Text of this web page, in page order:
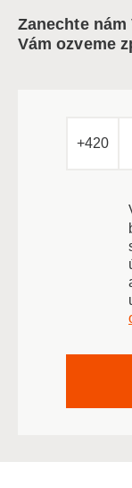
Zanechte
Vám ozveme
+420